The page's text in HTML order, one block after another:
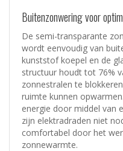
Buitenzonwering voor
De semi-transparante
wordt eenvoudig van
kunststof koepel en de
structuur houdt tot 76%
zonnestralen te
ruimte kunnen
energie door middel van
zijn elektradraden niet
comfortabel door het
zonnewarmte.